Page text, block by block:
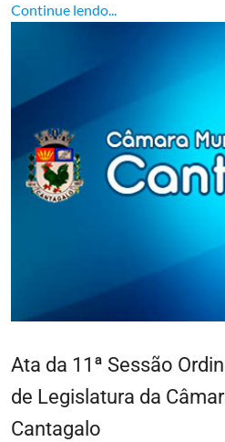
Continue lendo...
Ata da 11ª Sessão
de Legislatura da
Cantagalo